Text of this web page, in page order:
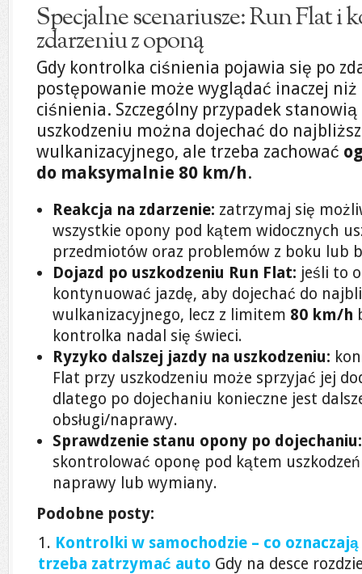
Specjalne scenariusze: Run Flat i
zdarzeniu z oponą
Gdy kontrolka ciśnienia pojawia się po
postępowanie może wyglądać inaczej
ciśnienia. Szczególny przypadek
uszkodzeniu można dojechać do
wulkanizacyjnego, ale trzeba zachować
do maksymalnie 80 km/h.
Reakcja na zdarzenie: zatrzymaj się
wszystkie opony pod kątem widocznych
przedmiotów oraz problemów z boku lub
Dojazd po uszkodzeniu Run Flat: jeśli to
kontynuować jazdę, aby dojechać do
wulkanizacyjnego, lecz z limitem 80 km/h
kontrolka nadal się świeci.
Ryzyko dalszej jazdy na uszkodzeniu:
Flat przy uszkodzeniu może sprzyjać jej
dlatego po dojechaniu konieczne jest
obsługi/naprawy.
Sprawdzenie stanu opony po dojechaniu:
skontrolować oponę pod kątem
naprawy lub wymiany.
Podobne posty:
Kontrolki w samochodzie – co
trzeba zatrzymać auto Gdy na desce